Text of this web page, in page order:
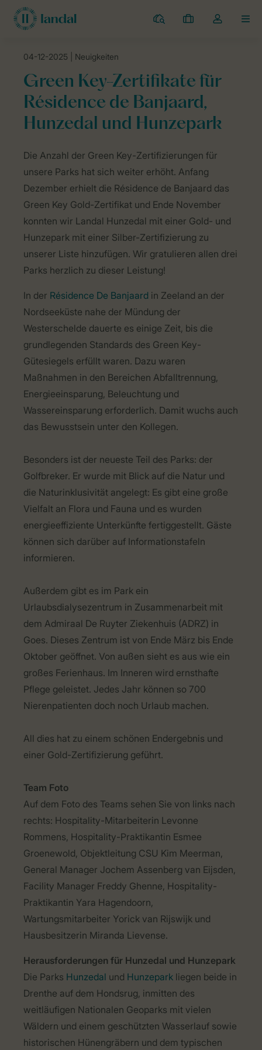
Campingplätze
Meine
Dropdown-
öffnen
Landal Camping Neuigkeiten
04-12-2025 | Neuigkeiten
Green Key-Zertifikate für
Résidence de Banjaard,
Hunzedal und Hunzepark
Die Anzahl der Green Key-Zertifizierungen für
unsere Parks hat sich weiter erhöht. Anfang
Dezember erhielt die Résidence de Banjaard das
Green Key Gold-Zertifikat und Ende November
konnten wir Landal Hunzedal mit einer Gold- und
Hunzepark mit einer Silber-Zertifizierung zu
unserer Liste hinzufügen. Wir gratulieren allen drei
Parks herzlich zu dieser Leistung!
In der Résidence De Banjaard in Zeeland an der
Nordseeküste nahe der Mündung der
Westerschelde dauerte es einige Zeit, bis die
grundlegenden Standards des Green Key-
Gütesiegels erfüllt waren. Dazu waren
Maßnahmen in den Bereichen Abfalltrennung,
Energieeinsparung, Beleuchtung und
Wassereinsparung erforderlich. Damit wuchs auch
das Bewusstsein unter den Kollegen.
Besonders ist der neueste Teil des Parks: der
Golfbreker. Er wurde mit Blick auf die Natur und
die Naturinklusivität angelegt: Es gibt eine große
Vielfalt an Flora und Fauna und es wurden
energieeffiziente Unterkünfte fertiggestellt. Gäste
können sich darüber auf Informationstafeln
informieren.
Außerdem gibt es im Park ein
Urlaubsdialysezentrum in Zusammenarbeit mit
dem Admiraal De Ruyter Ziekenhuis (ADRZ) in
Goes. Dieses Zentrum ist von Ende März bis Ende
Oktober geöffnet. Von außen sieht es aus wie ein
großes Ferienhaus. Im Inneren wird ernsthafte
Pflege geleistet. Jedes Jahr können so 700
Nierenpatienten doch noch Urlaub machen.
All dies hat zu einem schönen Endergebnis und
einer Gold-Zertifizierung geführt.
Team Foto
Auf dem Foto des Teams sehen Sie von links nach
rechts: Hospitality-Mitarbeiterin Levonne
Rommens, Hospitality-Praktikantin Esmee
Groenewold, Objektleitung CSU Kim Meerman,
General Manager Jochem Assenberg van Eijsden,
Facility Manager Freddy Ghenne, Hospitality-
Praktikantin Yara Hagendoorn,
Wartungsmitarbeiter Yorick van Rijswijk und
Hausbesitzerin Miranda Lievense.
Herausforderungen für Hunzedal und Hunzepark
Die Parks Hunzedal und Hunzepark liegen beide in
Drenthe auf dem Hondsrug, inmitten des
weitläufigen Nationalen Geoparks mit vielen
Wäldern und einem geschützten Wasserlauf sowie
historischen Hünengräbern und dem typischen